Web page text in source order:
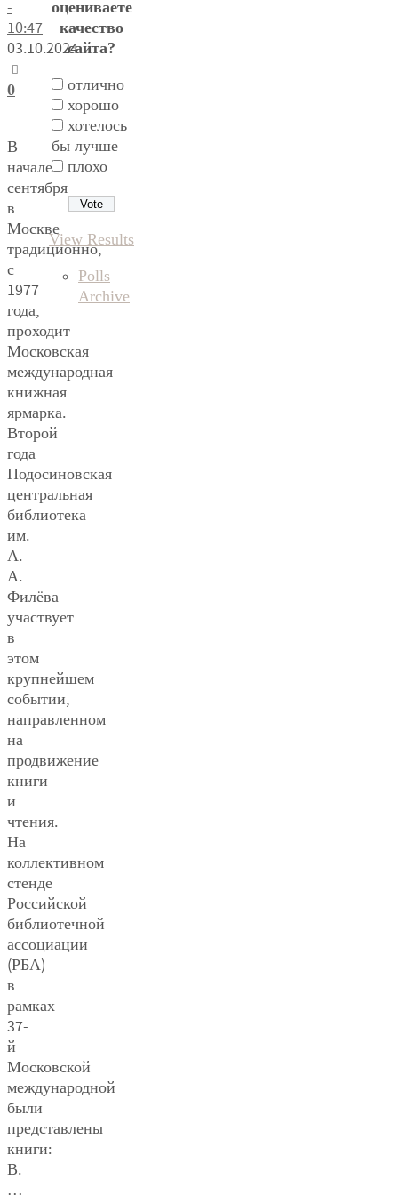
-
10:47
03.10.2024
0
В
начале
сентября
в
Москве
традиционно,
с
1977
года,
проходит
Московская
международная
книжная
ярмарка.
Второй
года
Подосиновская
центральная
библиотека
им.
А.
А.
Филёва
участвует
в
этом
крупнейшем
событии,
направленном
на
продвижение
книги
и
чтения.
На
коллективном
стенде
Российской
библиотечной
ассоциации
(РБА)
в
рамках
37-
й
Московской
международной
были
представлены
книги:
В.
оцениваете
качество
сайта?
отлично
хорошо
хотелось
бы лучше
плохо
View Results
Polls
Archive